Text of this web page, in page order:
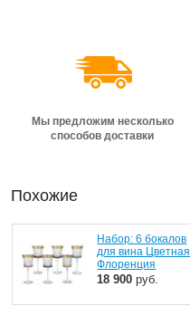
Мы предложим несколько
способов доставки
Похожие
Набор: 6 бокалов
для вина Цветная
Флоренция
18 900 руб.
Детские кружки Зверята с